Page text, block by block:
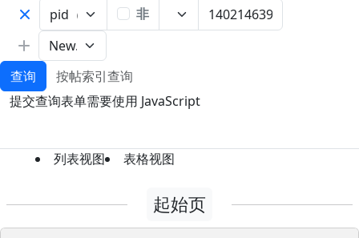
非
查询
按帖索引查询
提交查询表单需要使用 JavaScript
列表视图 表格视图
起始页